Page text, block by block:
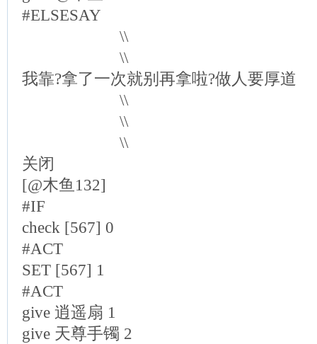
#ELSESAY
\\
\\
我靠?拿了一次就别再拿啦?做人要厚道
\\
\\
\\
关闭
[@木鱼132]
#IF
check [567] 0
#ACT
SET [567] 1
#ACT
give 逍遥扇 1
give 天尊手镯 2